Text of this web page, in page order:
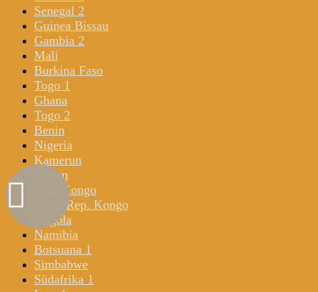
Senegal 2
Guinea Bissau
Gambia 2
Mali
Burkina Faso
Togo 1
Ghana
Togo 2
Benin
Nigeria
Kamerun
Gabun
Rep. Kongo
Dem. Rep. Kongo
Angola
Namibia
Botsuana 1
Simbabwe
Südafrika 1